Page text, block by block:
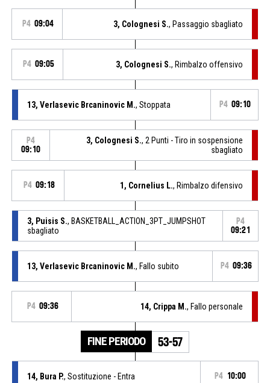
P4 09:04 3, Colognesi S., Passaggio sbagliato
P4 09:05 3, Colognesi S., Rimbalzo offensivo
13, Verlasevic Brcaninovic M., Stoppata P4 09:10
P4
09:10
3, Colognesi S., 2 Punti - Tiro in sospensione
sbagliato
P4 09:18 1, Cornelius L., Rimbalzo difensivo
3, Puisis S., BASKETBALL_ACTION_3PT_JUMPSHOT
sbagliato
P4
09:21
13, Verlasevic Brcaninovic M., Fallo subito P4 09:36
P4 09:36 14, Crippa M., Fallo personale
FINE PERIODO 53-57
14, Bura P., Sostituzione - Entra P4 10:00